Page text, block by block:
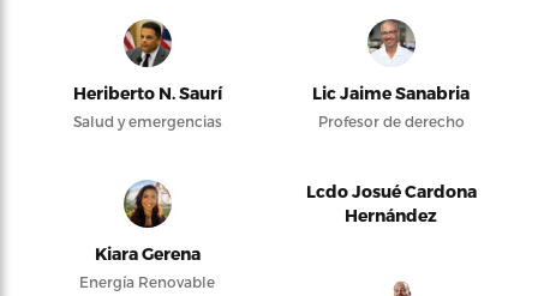
Heriberto N. Saurí
Salud y emergencias
Lic Jaime Sanabria
Profesor de derecho
Kiara Gerena
Energía Renovable
Lcdo Josué Cardona
Hernández